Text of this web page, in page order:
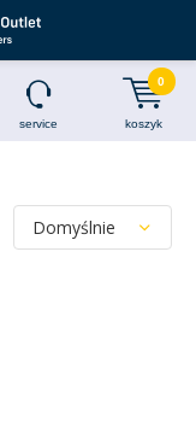
service koszyk
0